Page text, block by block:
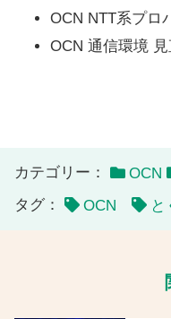
OCN NTT系プロ
OCN 通信環境 見
カテゴリー： OCN
タグ：
OCN と